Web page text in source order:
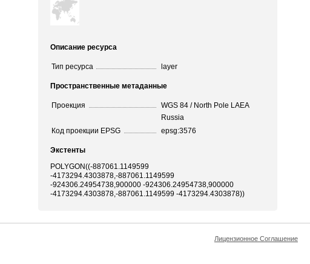
Описание ресурса
Тип ресурса layer
Пространственные метаданные
Проекция
WGS 84 / North Pole LAEA
Russia
Код проекции EPSG
epsg:3576
Экстенты
POLYGON((-887061.1149599
-4173294.4303878,-887061.1149599
-924306.24954738,900000 -924306.24954738,900000
-4173294.4303878,-887061.1149599 -4173294.4303878))
Лицензионное Соглашение